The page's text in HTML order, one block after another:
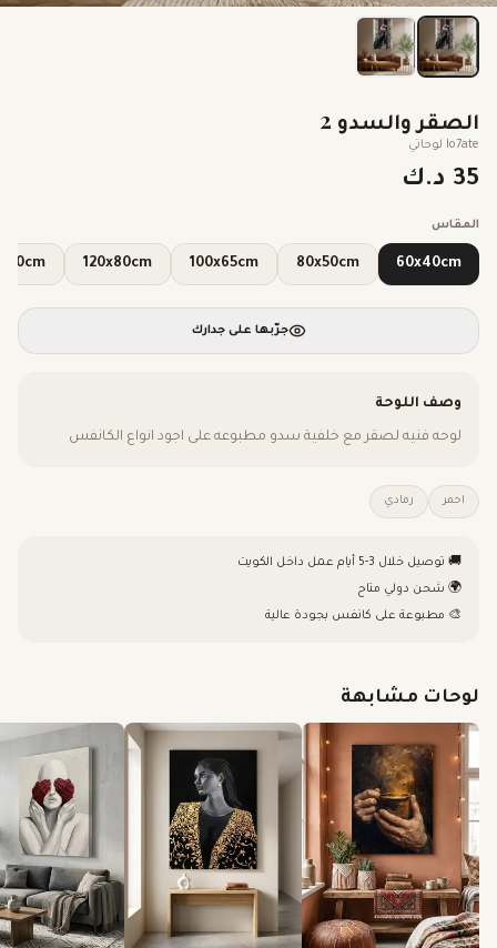
الصقر والسدو 2
lo7ate لوحاتي
35 د.ك
المقاس
60x40cm
80x50cm
100x65cm
120x80cm
140x90cm
جرّبها على جدارك
وصف اللوحة
لوحه فنيه لصقر مع خلفية سدو مطبوعه على اجود انواع الكانفس
احمر رمادي
🚚 توصيل خلال 3-5 أيام عمل داخل الكويت
🌍 شحن دولي متاح
🎨 مطبوعة على كانفس بجودة عالية
لوحات مشابهة